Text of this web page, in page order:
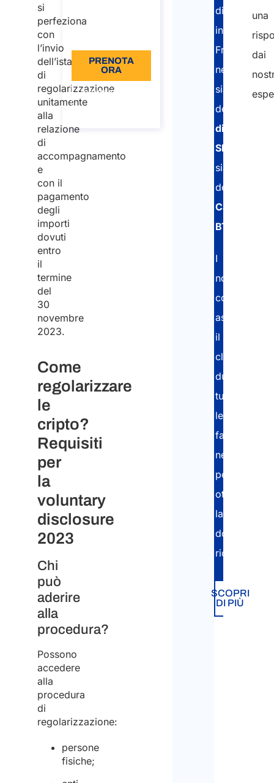
si
perfeziona
con
l’invio
dell’istanza
di
regolarizzazione
unitamente
alla
relazione
di
accompagnamento
e
con il
pagamento
degli
importi
dovuti
entro
il
termine
del
30
novembre
2023.
Come
regolarizzare
le
cripto?
Requisiti
per
la
voluntary
disclosure
2023
Chi
può
aderire
alla
procedura?
Possono
accedere
alla
procedura
di
regolarizzazione:
persone
fisiche;
€110
PRENOTA
ORA
Informazioni
distaccati
in
Francia
sia
della
SIPSI
sia
della
Carta
BTP
I
nostri
consulenti
assistono
il
cliente
durante
tutte
le
fasi
necessarie
per
ottenere
la
richiesta.
SCOPRI
DI PIÙ
una
dai